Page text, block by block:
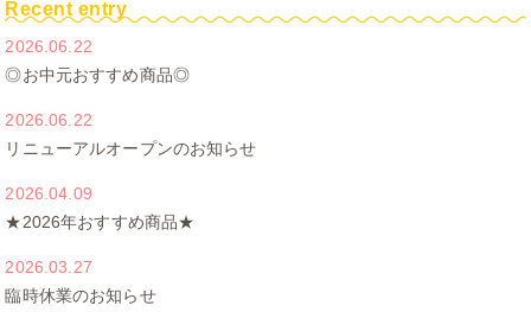
Recent entry
2026.06.22
◎お中元おすすめ商品◎
2026.06.22
リニューアルオープンのお知らせ
2026.04.09
★2026年おすすめ商品★
2026.03.27
臨時休業のお知らせ